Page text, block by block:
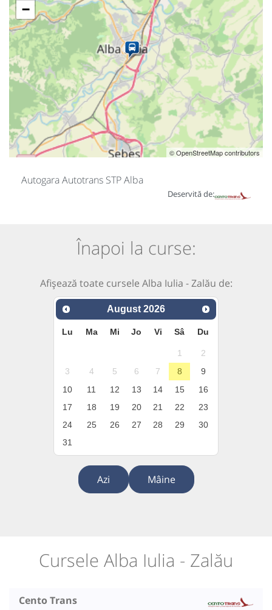
−
© OpenStreetMap contributors
Autogara Autotrans STP Alba
Deservită de:
Înapoi la curse:
Afișează toate cursele Alba Iulia - Zalău de:
August 2026
Lu Ma Mi Jo Vi Sâ Du
1
2
3
4 5 6 7 8
9
10
11 12 13 14 15
16
17
18 19 20 21 22
23
24
25 26 27 28 29
30
31
Azi Mâine
Cursele Alba Iulia - Zalău
Cento Trans